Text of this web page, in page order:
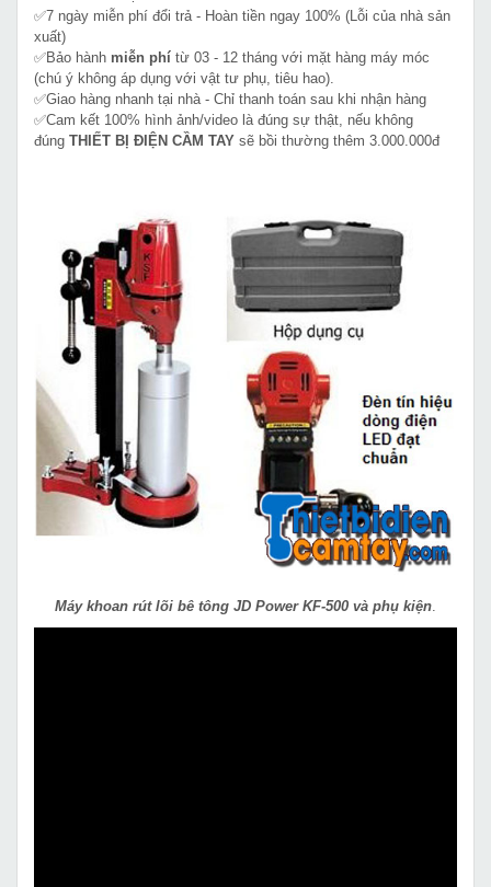
✅7 ngày miễn phí đổi trả - Hoàn tiền ngay 100% (Lỗi của nhà sản
xuất)
✅Bảo hành miễn phí từ 03 - 12 tháng với mặt hàng máy móc
(chú ý không áp dụng với vật tư phụ, tiêu hao).
✅Giao hàng nhanh tại nhà - Chỉ thanh toán sau khi nhận hàng
✅Cam kết 100% hình ảnh/video là đúng sự thật, nếu không
đúng THIẾT BỊ ĐIỆN CẦM TAY sẽ bồi thường thêm 3.000.000đ
Máy khoan rút lõi bê tông JD Power KF-500 và phụ kiện